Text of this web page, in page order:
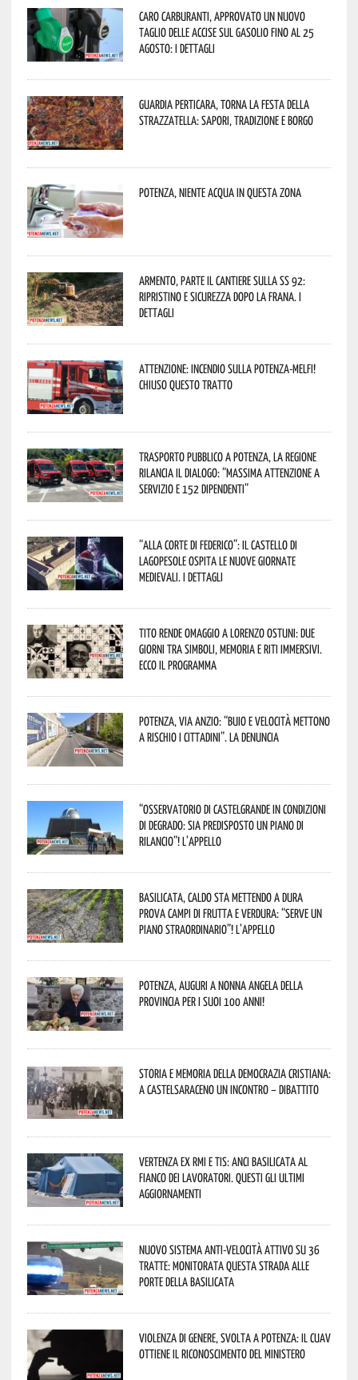
Caro carburanti, approvato un nuovo
taglio delle accise sul gasolio fino al 25
agosto: i dettagli
Guardia Perticara, torna la Festa della
Strazzatella: sapori, tradizione e borgo
Potenza, niente acqua in questa zona
Armento, parte il cantiere sulla SS 92:
ripristino e sicurezza dopo la frana. I
dettagli
Attenzione: incendio sulla Potenza-Melfi!
Chiuso questo tratto
Trasporto pubblico a Potenza, la Regione
rilancia il dialogo: “Massima attenzione a
servizio e 152 dipendenti”
“Alla corte di Federico”: il Castello di
Lagopesole ospita le nuove Giornate
Medievali. I dettagli
Tito rende omaggio a Lorenzo Ostuni: due
giorni tra simboli, memoria e riti immersivi.
Ecco il programma
Potenza, Via Anzio: “Buio e velocità mettono
a rischio i cittadini”. La denuncia
“Osservatorio di Castelgrande in condizioni
di degrado: sia predisposto un piano di
rilancio”! L’appello
Basilicata, caldo sta mettendo a dura
prova campi di frutta e verdura: “Serve un
piano straordinario”! L’appello
Potenza, auguri a nonna Angela della
provincia per i suoi 100 anni!
Storia e memoria della Democrazia Cristiana:
a Castelsaraceno un incontro – dibattito
Vertenza ex RMI e TIS: ANCI Basilicata al
fianco dei lavoratori. Questi gli ultimi
aggiornamenti
Nuovo sistema anti-velocità attivo su 36
tratte: monitorata questa strada alle
porte della Basilicata
Violenza di genere, svolta a Potenza: il CUAV
ottiene il riconoscimento del Ministero